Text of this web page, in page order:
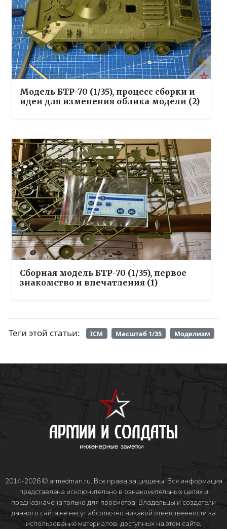
Модель БТР-70 (1/35), процесс сборки и
идеи для изменения облика модели (2)
Сборная модель БТР-70 (1/35), первое
знакомство и впечатления (1)
Теги этой статьи: ICM Масштаб 1/35 Моделизм
2014-2026 © armedman.ru. Все права защищены. Вся информация
представлена исключительно в ознакомительных целях и
предназначена только для просмотра. Владельцы и создатели
данного сайта не несут абсолютно никакой ответственности за
использование материалов, доступных на этом сайте.